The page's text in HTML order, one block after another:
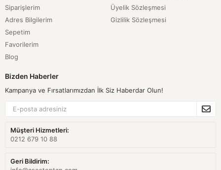
Siparişlerim
Adres Bilgilerim
Sepetim
Favorilerim
Blog
Üyelik Sözleşmesi
Gizlilik Sözleşmesi
Bizden Haberler
Kampanya ve Fırsatlarımızdan İlk Siz Haberdar Olun!
Müşteri Hizmetleri:
0212 679 10 88
Geri Bildirim: